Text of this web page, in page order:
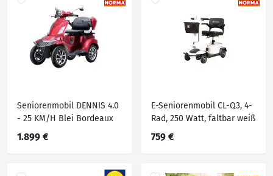
Seniorenmobil DENNIS 4.0
- 25 KM/H Blei Bordeaux
1.899 €
E-Seniorenmobil CL-Q3, 4-
Rad, 250 Watt, faltbar weiß
759 €